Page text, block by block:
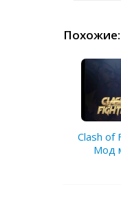
Похожие:
Clash of
Мод